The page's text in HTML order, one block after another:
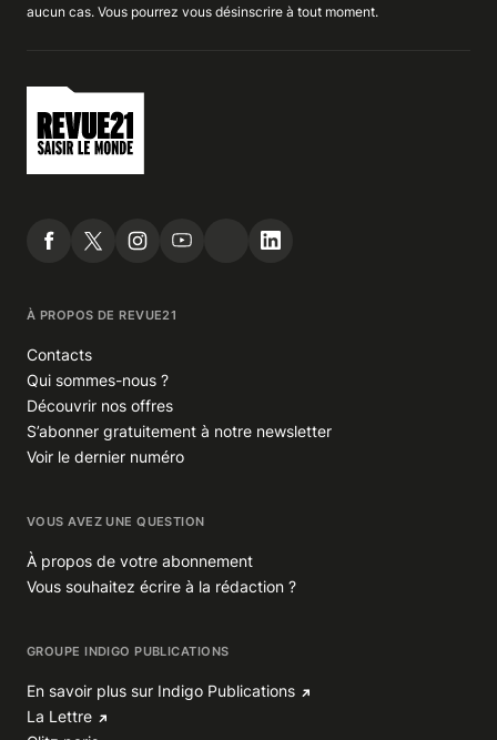
aucun cas. Vous pourrez vous désinscrire à tout moment.
À PROPOS DE REVUE21
Contacts
Qui sommes-nous ?
Découvrir nos offres
S’abonner gratuitement à notre newsletter
Voir le dernier numéro
VOUS AVEZ UNE QUESTION
À propos de votre abonnement
Vous souhaitez écrire à la rédaction ?
GROUPE INDIGO PUBLICATIONS
En savoir plus sur Indigo Publications
La Lettre